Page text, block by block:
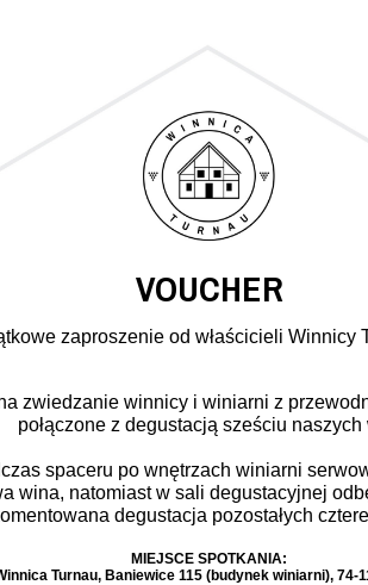
VOUCHER
zaproszenie od właścicieli Winnicy
zwiedzanie winnicy i winiarni z
połączone z degustacją sześciu naszych
spaceru po wnętrzach winiarni
wina, natomiast w sali degustacyjnej
degustacja pozostałych
MIEJSCE SPOTKANIA:
Turnau, Baniewice 115 (budynek winiarni), 74-